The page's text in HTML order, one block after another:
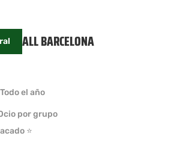
BARCELONA
el año
por grupo
⭐